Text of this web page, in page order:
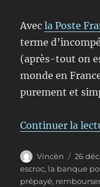
Avecla Poste
terme
(après-tout on
monde en
purement et
Continuer la
Auteur
Vincèn
Publié
le
26
escroc, la banque
prépayé,